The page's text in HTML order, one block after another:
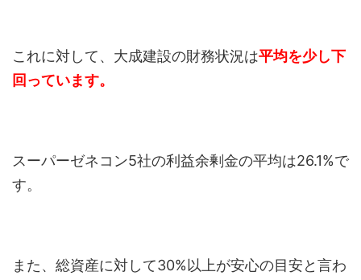
これに対して、大成建設の財務状況は平均を少し下
回っています。
スーパーゼネコン5社の利益余剰金の平均は26.1%で
す。
また、総資産に対して30%以上が安心の目安と言わ